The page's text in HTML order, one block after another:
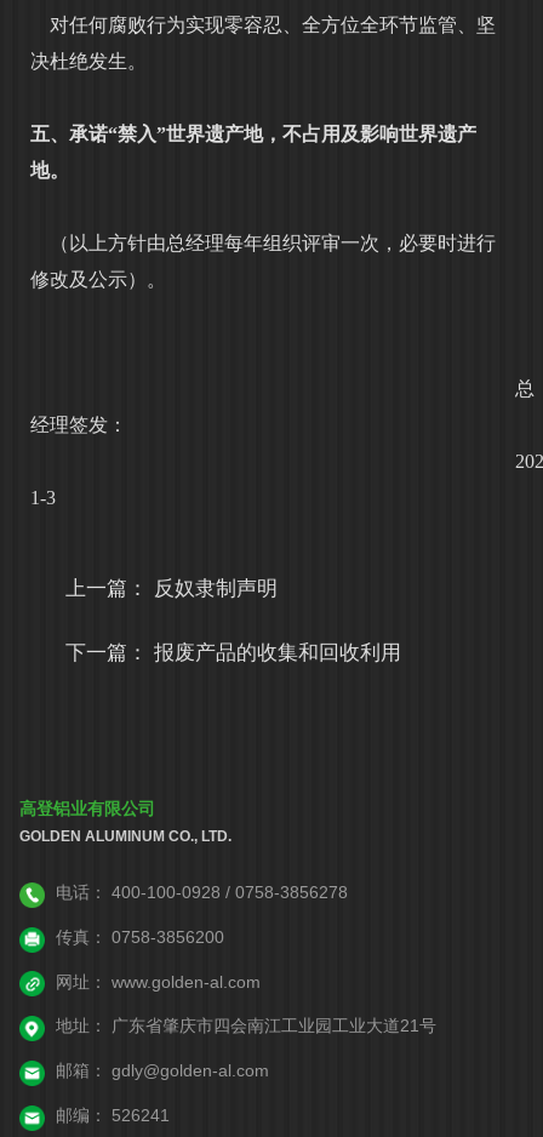
对任何腐败行为实现零容忍、全方位全环节监管、坚
决杜绝发生。
五、承诺“禁入”世界遗产地，不占用及影响世界遗产
地。
（以上方针由总经理每年组织评审一次，必要时进行
修改及公示）。
总
经理签发：
1-3
上一篇： 反奴隶制声明
下一篇：报废产品的收集和回收利用
高登铝业有限公司
GOLDEN ALUMINUM CO., LTD.
电话： 400-100-0928 / 0758-3856278
传真： 0758-3856200
网址： www.golden-al.com
地址： 广东省肇庆市四会南江工业园工业大道21号
邮箱： gdly@golden-al.com
邮编： 526241